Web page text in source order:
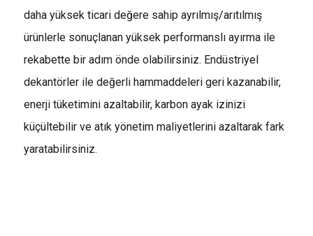
daha yüksek ticari değere sahip ayrılmış/arıtılmış
ürünlerle sonuçlanan yüksek performanslı ayırma ile
rekabette bir adım önde olabilirsiniz. Endüstriyel
dekantörler ile değerli hammaddeleri geri kazanabilir,
enerji tüketimini azaltabilir, karbon ayak izinizi
küçültebilir ve atık yönetim maliyetlerini azaltarak fark
yaratabilirsiniz.